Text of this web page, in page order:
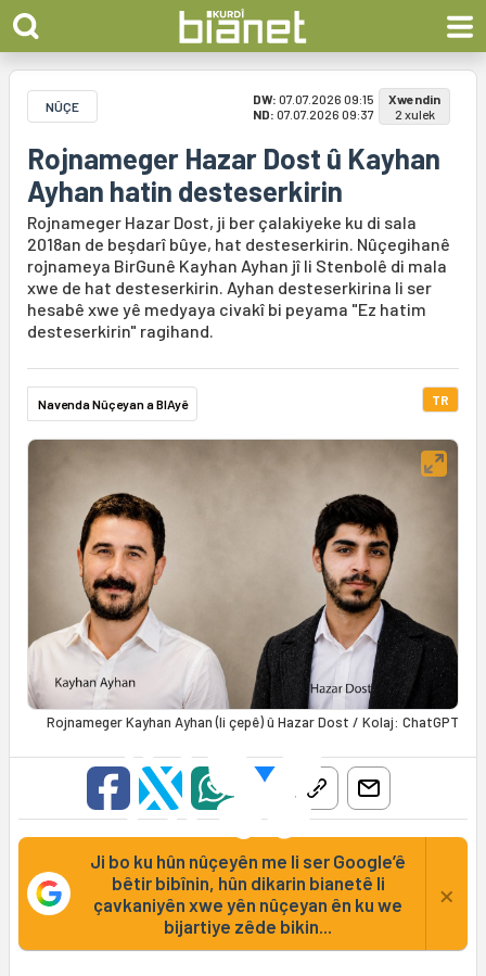
NÛÇE DW: 07.07.2026 09:15
ND: 07.07.2026 09:37
Xwendin
2 xulek
Rojnameger Hazar Dost û Kayhan
Ayhan hatin desteserkirin
Rojnameger Hazar Dost, ji ber çalakiyeke ku di sala
2018an de beşdarî bûye, hat desteserkirin. Nûçegihanê
rojnameya BirGunê Kayhan Ayhan jî li Stenbolê di mala
xwe de hat desteserkirin. Ayhan desteserkirina li ser
hesabê xwe yê medyaya civakî bi peyama "Ez hatim
desteserkirin" ragihand.
Navenda Nûçeyan a BIAyê TR
Rojnameger Kayhan Ayhan (li çepê) û Hazar Dost / Kolaj: ChatGPT
Ji bo ku hûn nûçeyên me li ser Google’ê
bêtir bibînin, hûn dikarin bianetê li
çavkaniyên xwe yên nûçeyan ên ku we
bijartiye zêde bikin...
×